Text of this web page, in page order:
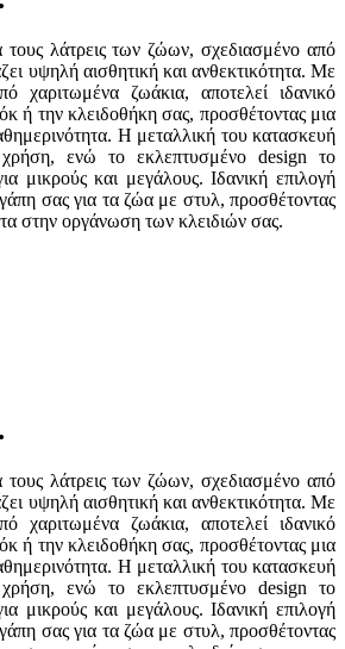
λάτρεις των ζώων, σχεδιασμένο από
υψηλή αισθητική και ανθεκτικότητα. Με
χαριτωμένα ζωάκια, αποτελεί ιδανικό
ή την κλειδοθήκη σας, προσθέτοντας μια
Η μεταλλική του κατασκευή
χρήση, ενώ το εκλεπτυσμένο design το
μικρούς και μεγάλους. Ιδανική επιλογή
σας για τα ζώα με στυλ, προσθέτοντας
στην οργάνωση των κλειδιών σας.
λάτρεις των ζώων, σχεδιασμένο από
υψηλή αισθητική και ανθεκτικότητα. Με
χαριτωμένα ζωάκια, αποτελεί ιδανικό
ή την κλειδοθήκη σας, προσθέτοντας μια
Η μεταλλική του κατασκευή
χρήση, ενώ το εκλεπτυσμένο design το
μικρούς και μεγάλους. Ιδανική επιλογή
σας για τα ζώα με στυλ, προσθέτοντας